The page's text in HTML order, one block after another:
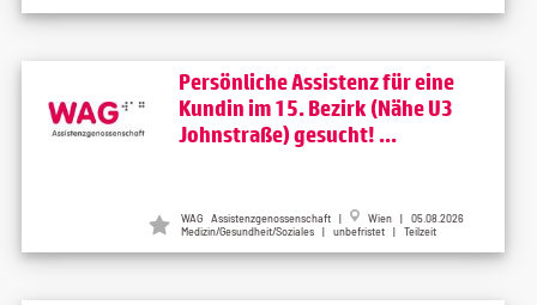
Persönliche Assistenz für eine
Kundin im 15. Bezirk (Nähe U3
Johnstraße) gesucht! ...
WAG Assistenzgenossenschaft |
Wien | 05.08.2026
Medizin/Gesundheit/Soziales | unbefristet | Teilzeit